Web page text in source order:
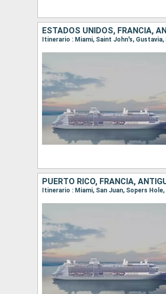
ESTADOS UNIDOS, FRANCIA,
PUERTO RICO, FRANCIA,